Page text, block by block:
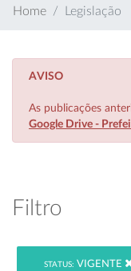
Home Legislação
AVISO
As publicações
Google Drive -
Filtro
STATUS: VIGENTE